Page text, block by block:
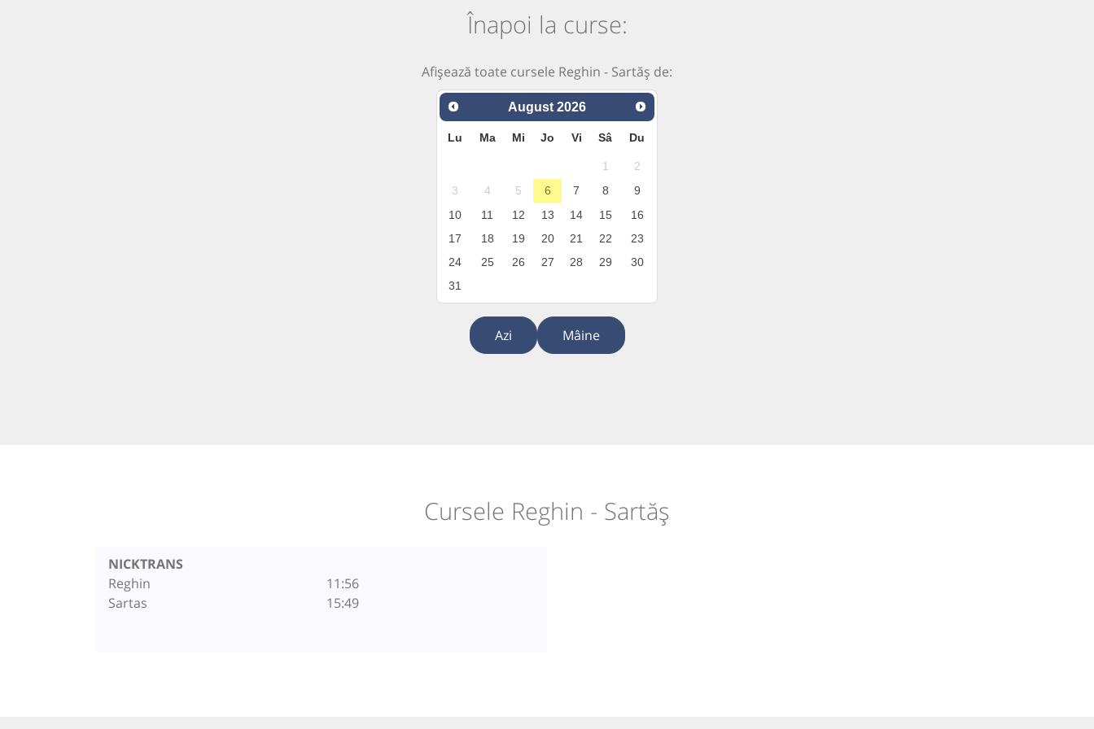
Înapoi la curse:
Afișează toate cursele Reghin - Sartăș de:
August 2026
Lu Ma Mi Jo Vi Sâ Du
1
2
3
4 5 6 7 8
9
10
11 12 13 14 15
16
17
18 19 20 21 22
23
24
25 26 27 28 29
30
31
Azi Mâine
Cursele Reghin - Sartăș
NICKTRANS
Reghin
Sartas
11:56
15:49